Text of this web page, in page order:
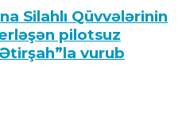
Silahlı Qüvvələrinin
pilotsuz
vurub